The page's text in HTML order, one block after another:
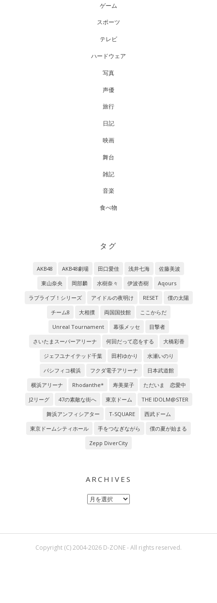
ゲーム
スポーツ
テレビ
ハードウェア
写真
声優
旅行
日記
映画
舞台
雑記
音楽
食べ物
タグ
AKB48 AKB48劇場 田口愛佳 浅井七海
佐藤美波
東山奈央
岡部麟 水樹奈々 伊波杏樹
Aqours
ラブライブ！シリーズ
アイドルの夜明け RESET
僕の太陽
チーム8
大相撲 両国国技館
ここからだ
Unreal Tournament
幕張メッセ
目撃者
さいたまスーパーアリーナ
何回だって恋をする
大橋彩香
ジェフユナイテッド千葉
田村ゆかり
水瀬いのり
パシフィコ横浜
フクダ電子アリーナ
日本武道館
横浜アリーナ
Rhodanthe* 寿美菜子
ただいま 恋愛中
J2リーグ
47の素敵な街へ 東京ドーム
THE IDOLM@STER
舞浜アンフィシアター
T-SQUARE
西武ドーム
東京ドームシティホール
手をつなぎながら
僕の夏が始まる
Zepp DiverCity
ARCHIVES
Archives
Copyright (C) 2004-2026 D-ZONE - All rights reserved.